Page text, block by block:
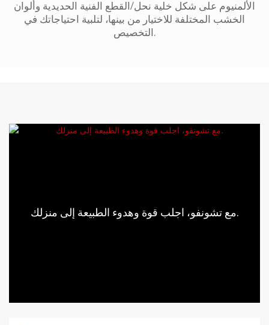
الألمنيوم على شكل خلية نحل/القطع الفنية الحديدية وألوان
الخشب المختلفة للاختيار من بينها، لتلبية احتياجاتك في
التخصيص.
مع تشونفو، اجلب قوة وهدوء الطبيعة إلى منزلك.